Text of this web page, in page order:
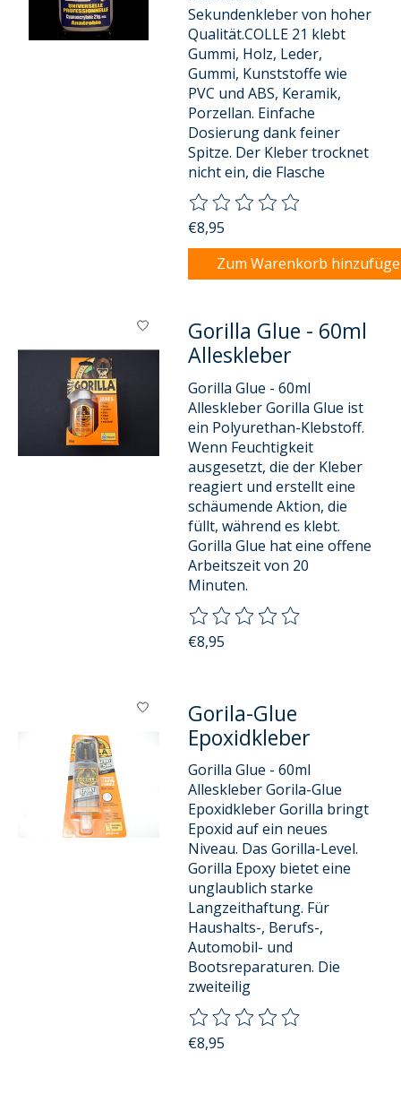
Sekundenkleber von hoher
Qualität.COLLE 21 klebt
Gummi, Holz, Leder,
Gummi, Kunststoffe wie
PVC und ABS, Keramik,
Porzellan. Einfache
Dosierung dank feiner
Spitze. Der Kleber trocknet
nicht ein, die Flasche
Die Bewertung dieses
€8,95
Zum Warenkorb
Gorilla Glue - 60ml
Alleskleber
Gorilla Glue - 60ml
Alleskleber Gorilla Glue ist
ein Polyurethan-Klebstoff.
Wenn Feuchtigkeit
ausgesetzt, die der Kleber
reagiert und erstellt eine
schäumende Aktion, die
füllt, während es klebt.
Gorilla Glue hat eine offene
Arbeitszeit von 20
Minuten.
Die Bewertung dieses
€8,95
Gorila-Glue
Epoxidkleber
Gorilla Glue - 60ml
Alleskleber Gorila-Glue
Epoxidkleber Gorilla bringt
Epoxid auf ein neues
Niveau. Das Gorilla-Level.
Gorilla Epoxy bietet eine
unglaublich starke
Langzeithaftung. Für
Haushalts-, Berufs-,
Automobil- und
Bootsreparaturen. Die
zweiteilig
Die Bewertung dieses
€8,95